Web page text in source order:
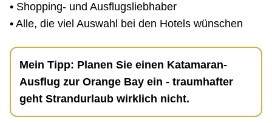
• Shopping- und Ausflugsliebhaber
• Alle, die viel Auswahl bei den Hotels wünschen
Mein Tipp: Planen Sie einen Katamaran-
Ausflug zur Orange Bay ein - traumhafter
geht Strandurlaub wirklich nicht.